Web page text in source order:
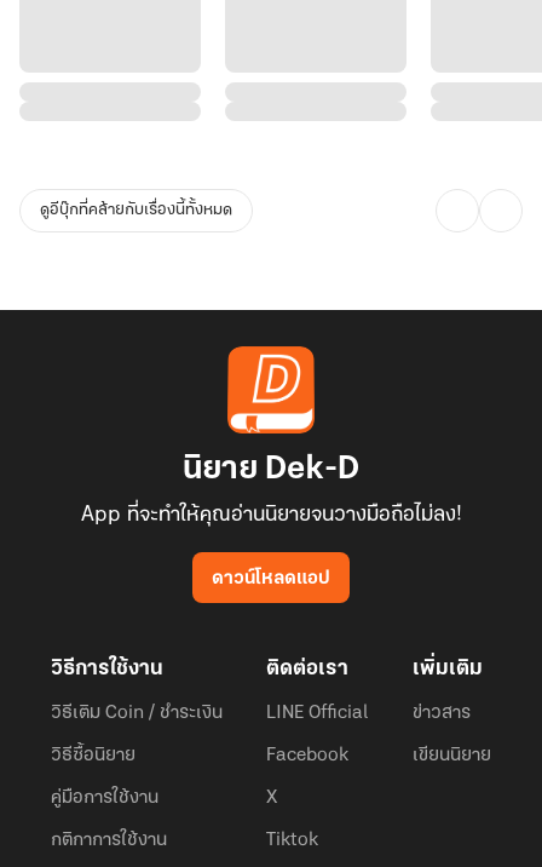
ดูอีบุ๊กที่คล้ายกับเรื่องนี้ทั้งหมด
นิยาย Dek-D
App ที่จะทำให้คุณอ่านนิยายจนวางมือถือไม่ลง!
ดาวน์โหลดแอป
วิธีการใช้งาน
วิธีเติม Coin / ชำระเงิน
วิธีซื้อนิยาย
คู่มือการใช้งาน
กติกาการใช้งาน
ติดต่อเรา
LINE Official
Facebook
X
Tiktok
เพิ่มเติม
ข่าวสาร
เขียนนิยาย